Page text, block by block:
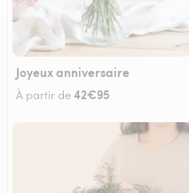
Joyeux anniversaire
À partir de42€95